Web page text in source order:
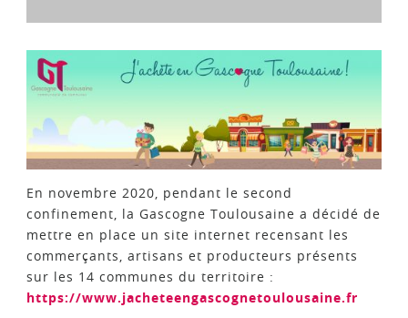
En novembre 2020, pendant le second
confinement, la Gascogne Toulousaine a décidé de
mettre en place un site internet recensant les
commerçants, artisans et producteurs présents
sur les 14 communes du territoire :
https://www.jacheteengascognetoulousaine.fr